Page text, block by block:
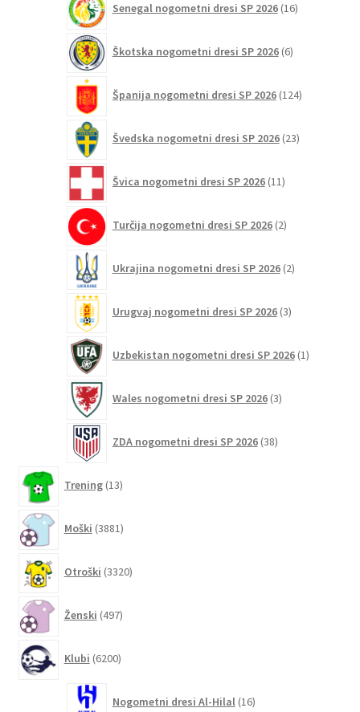
Senegal nogometni dresi SP 2026 16izdelkov
Škotska nogometni dresi SP 2026 6izdelkov
Španija nogometni dresi SP 2026 124izdelkov
Švedska nogometni dresi SP 2026 23izdelkov
Švica nogometni dresi SP 2026 11izdelkov
Turčija nogometni dresi SP 2026 2izdelka
Ukrajina nogometni dresi SP 2026 2izdelka
Urugvaj nogometni dresi SP 2026 3izdelki
Uzbekistan nogometni dresi SP 2026 1izdelek
Wales nogometni dresi SP 2026 3izdelki
ZDA nogometni dresi SP 2026 38izdelkov
Trening 13izdelkov
Moški 3881izdelkov
Otroški 3320izdelkov
Ženski 497izdelkov
Klubi 6200izdelkov
Nogometni dresi Al-Hilal 16izdelkov